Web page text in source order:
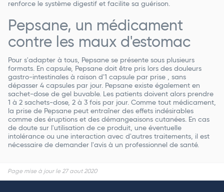
renforce le système digestif et facilite sa guérison.
Pepsane, un médicament
contre les maux d'estomac
Pour s'adapter à tous, Pepsane se présente sous plusieurs
formats. En capsule, Pepsane doit être pris lors des douleurs
gastro-intestinales à raison d'1 capsule par prise , sans
dépasser 4 capsules par jour. Pepsane existe également en
sachet-dose de gel buvable. Les patients doivent alors prendre
1 à 2 sachets-dose, 2 à 3 fois par jour. Comme tout médicament,
la prise de Pepsane peut entraîner des effets indésirables
comme des éruptions et des démangeaisons cutanées. En cas
de doute sur l'utilisation de ce produit, une éventuelle
intolérance ou une interaction avec d'autres traitements, il est
nécessaire de demander l'avis à un professionnel de santé.
Page mise à jour le 27 aout 2020